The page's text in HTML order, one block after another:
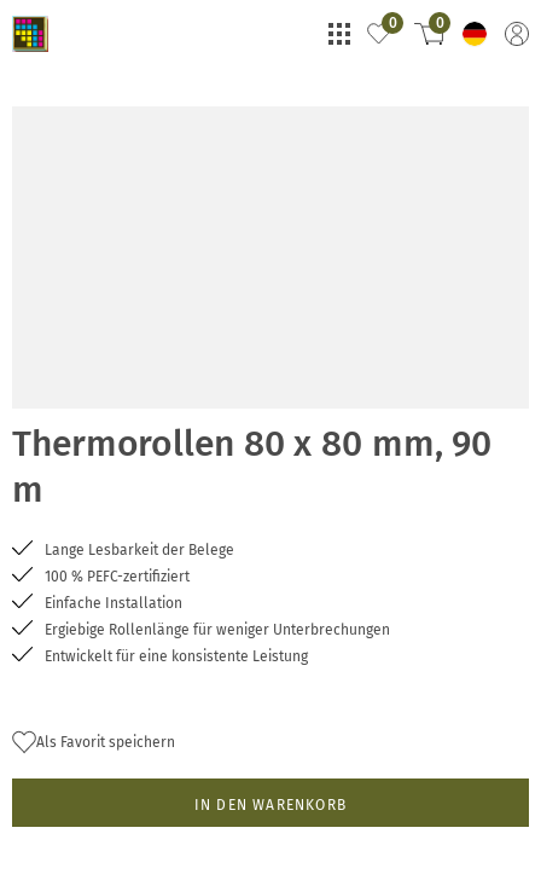
0 0
Thermorollen 80 x 80 mm, 90
m
Lange Lesbarkeit der Belege
100 % PEFC-zertifiziert
Einfache Installation
Ergiebige Rollenlänge für weniger Unterbrechungen
Entwickelt für eine konsistente Leistung
Als Favorit speichern
IN DEN WARENKORB